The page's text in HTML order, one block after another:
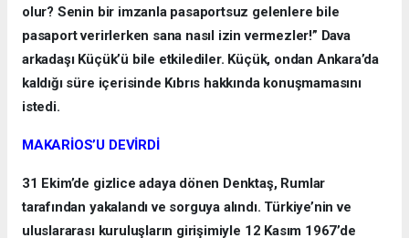
olur? Senin bir imzanla pasaportsuz gelenlere bile
pasaport verirlerken sana nasıl izin vermezler!” Dava
arkadaşı Küçük’ü bile etkilediler. Küçük, ondan Ankara’da
kaldığı süre içerisinde Kıbrıs hakkında konuşmamasını
istedi.
MAKARİOS’U DEVİRDİ
31 Ekim’de gizlice adaya dönen Denktaş, Rumlar
tarafından yakalandı ve sorguya alındı. Türkiye’nin ve
uluslararası kuruluşların girişimiyle 12 Kasım 1967’de